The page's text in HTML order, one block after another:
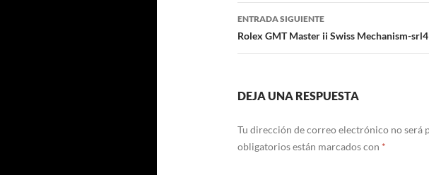
entradas
ENTRADA SIGUIENTE
Rolex GMT Master ii Swiss Mechanism-
DEJA UNA RESPUESTA
Tu dirección de correo electrónico no será
obligatorios están marcados con *